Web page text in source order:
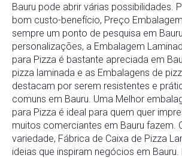
Bauru pode abrir várias possibilidades.
bom custo-benefício, Preço
sempre um ponto de pesquisa em
personalizações, a Embalagem
para Pizza é bastante apreciada em
pizza laminada e as Embalagens de
destacam por serem resistentes e
comuns em Bauru. Uma Melhor
para Pizza é ideal para quem quer
muitos comerciantes em Bauru fazem.
variedade, Fábrica de Caixa de Pizza
ideias que inspiram negócios em